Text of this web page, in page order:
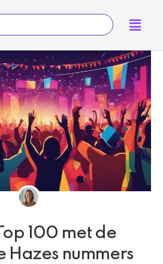
Main
100 met de
Hazes nummers